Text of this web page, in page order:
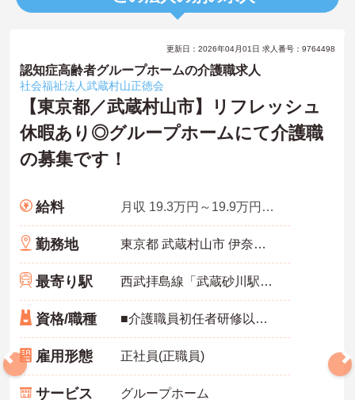
更新日：2026年04月01日 求人番号：9764498
認知症高齢者グループホームの介護職求人
社会福祉法人武蔵村山正徳会
【東京都／武蔵村山市】リフレッシュ
休暇あり◎グループホームにて介護職
の募集です！
給料 月収 19.3万円～19.9万円程度※諸手当込
勤務地 東京都 武蔵村山市 伊奈平4－10－2
最寄り駅 西武拝島線「武蔵砂川駅」バス・車8分
資格/職種 ■介護職員初任者研修以上お持ちの方 ■普通自動車免許（AT限定可）
雇用形態 正社員(正職員)
サービス グループホーム